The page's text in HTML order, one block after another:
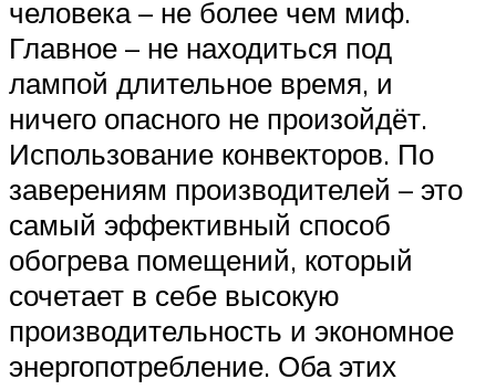
человека – не более чем миф.
Главное – не находиться под
лампой длительное время, и
ничего опасного не произойдёт.
Использование конвекторов. По
заверениям производителей – это
самый эффективный способ
обогрева помещений, который
сочетает в себе высокую
производительность и экономное
энергопотребление. Оба этих